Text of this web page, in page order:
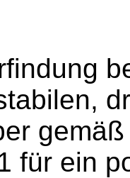
für ein